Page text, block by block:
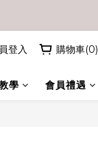
登入 購物車(0)
學 會員禮遇